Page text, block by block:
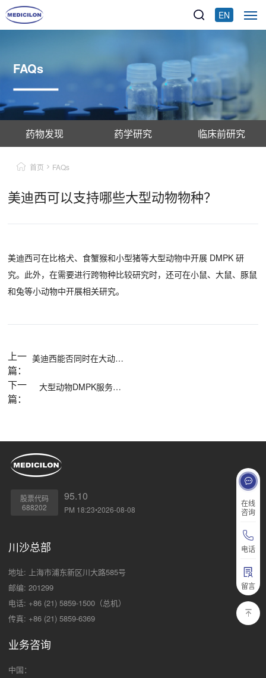
EN
在线
咨询
电话
留言
FAQs
药物发现 药学研究 临床前研究
首页 FAQs
美迪西可以支持哪些大型动物物种？
美迪西可在比格犬、食蟹猴和小型猪等大型动物中开展 DMPK 研
究。此外，在需要进行跨物种比较研究时，还可在小鼠、大鼠、豚鼠
和兔等小动物中开展相关研究。
上一
篇：
美迪西能否同时在大动物身上开展小分子和生物药研究？
下一
篇：
大型动物DMPK服务有哪些？
股票代码
688202
95.10
PM 18:23•2026-08-08
川沙总部
地址: 上海市浦东新区川大路585号
邮编: 201299
电话: +86 (21) 5859-1500（总机）
传真: +86 (21) 5859-6369
业务咨询
中国：